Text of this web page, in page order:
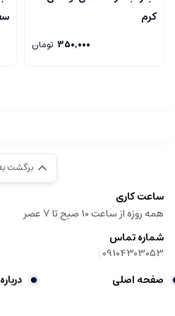
کرم
350,000 تومان
برگشت به
ساعت کاری
همه روزه از ساعت 10 صبح تا 7 عصر
شماره تماس
09104303053
|
صفحه اصلی